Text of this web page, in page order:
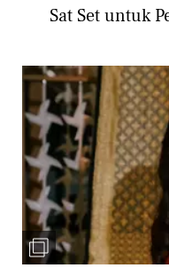
Sat Set untuk